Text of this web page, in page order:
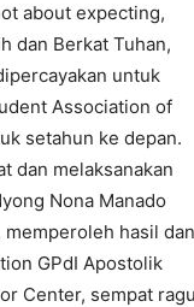
about expecting,
dan Berkat Tuhan,
untuk
Association of
setahun ke depan.
dan melaksanakan
Nona Manado
hasil dan
GPdI Apostolik
Center, sempat ragu